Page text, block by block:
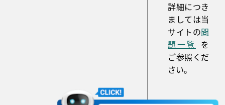
詳細につき
ましては当
サイトの問
題一覧 を
ご参照くだ
さい。